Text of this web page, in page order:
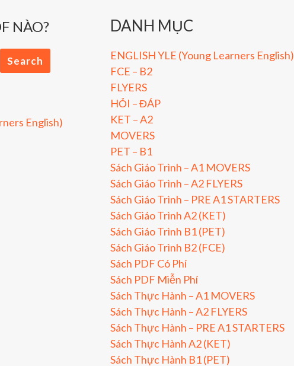
NÀO?
English)
DANH MỤC
ENGLISH YLE (Young Learners English)
FCE – B2
FLYERS
HỎI – ĐÁP
KET – A2
MOVERS
PET – B1
Sách Giáo Trình – A1 MOVERS
Sách Giáo Trình – A2 FLYERS
Sách Giáo Trình – PRE A1 STARTERS
Sách Giáo Trình A2 (KET)
Sách Giáo Trình B1 (PET)
Sách Giáo Trình B2 (FCE)
Sách PDF Có Phí
Sách PDF Miễn Phí
Sách Thực Hành – A1 MOVERS
Sách Thực Hành – A2 FLYERS
Sách Thực Hành – PRE A1 STARTERS
Sách Thực Hành A2 (KET)
Sách Thực Hành B1 (PET)